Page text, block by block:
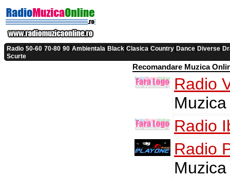
Radio 50-60 70-80 90 Ambientala Black Clasica Country Dance Diverse
Scurte
Recomandare Muzica
Radio
Radio
Radio